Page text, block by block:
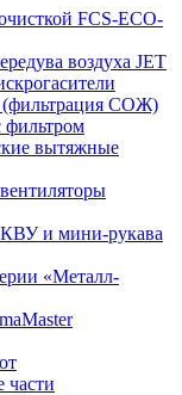
FCS-ECO-
воздуха JET
(фильтрация СОЖ)
фильтром
вытяжные
и мини-рукава
«Металл-
части